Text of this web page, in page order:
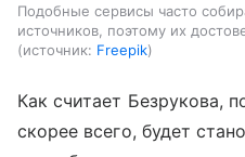
Подобные сервисы часто
источников, поэтому их
источник: Freepik
Как считает Безрукова,
скорее всего, будет